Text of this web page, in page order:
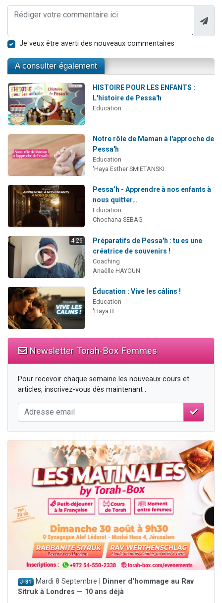
Je veux être averti des nouveaux commentaires
A consulter également
HISTOIRE POUR LES ENFANTS :
L'histoire de Pessa'h
Education
Notre rôle de Maman à l'approche de
Pessa'h
Education
'Haya Esther SMIETANSKI
Pessa’h - Apprendre à nos enfants à
nous quitter…
Education
Chochana SEBAG
4:26
Préparatifs de Pessa'h : tu es une
créatrice de souvenirs !
Coaching
Anaëlle HAYOUN
Éducation : Vive les câlins !
Education
'Haya B.
Newsletter Torah-Box Femmes
Pour recevoir chaque semaine les nouveaux cours et
articles, inscrivez-vous dès maintenant :
J-31 Mardi 8 Septembre |
Dinner d'hommage au Rav
Sitruk à Londres — 10 ans déjà